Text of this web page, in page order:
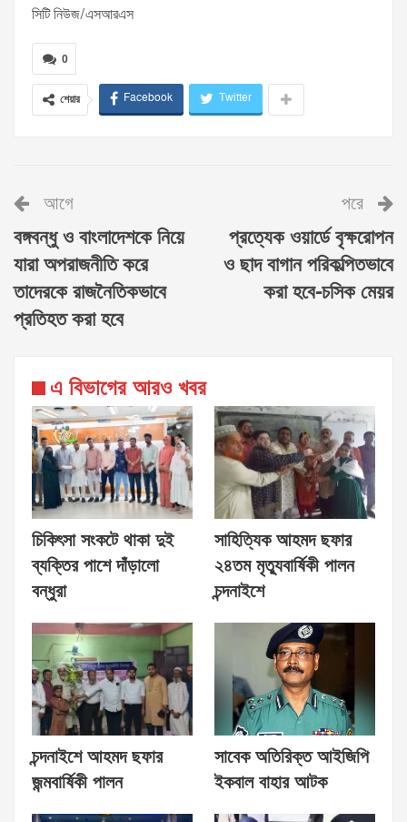
সিটি নিউজ/এসআরএস
0
শেয়ার Facebook Twitter
আগে
বঙ্গবন্ধু ও বাংলাদেশকে নিয়ে
যারা অপরাজনীতি করে
তাদেরকে রাজনৈতিকভাবে
প্রতিহত করা হবে
পরে
প্রত্যেক ওয়ার্ডে বৃক্ষরোপন
ও ছাদ বাগান পরিকল্পিতভাবে
করা হবে-চসিক মেয়র
এ বিভাগের আরও খবর
চিকিৎসা সংকটে থাকা দুই
ব্যক্তির পাশে দাঁড়ালো
বন্ধুরা
সাহিত্যিক আহমদ ছফার
২৪তম মৃত্যুবার্ষিকী পালন
চন্দনাইশে
চন্দনাইশে আহমদ ছফার
জন্মবার্ষিকী পালন
সাবেক অতিরিক্ত আইজিপি
ইকবাল বাহার আটক